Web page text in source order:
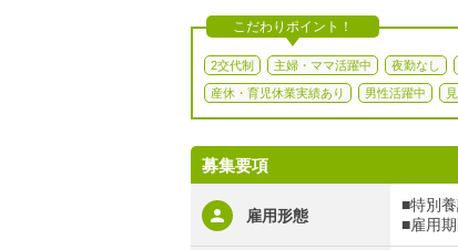
こだわりポイント！
2交代制 主婦・ママ活躍中 夜勤なし
産休・育児休業実績あり 男性活躍中
募集要項
雇用形態
■特別
■雇用